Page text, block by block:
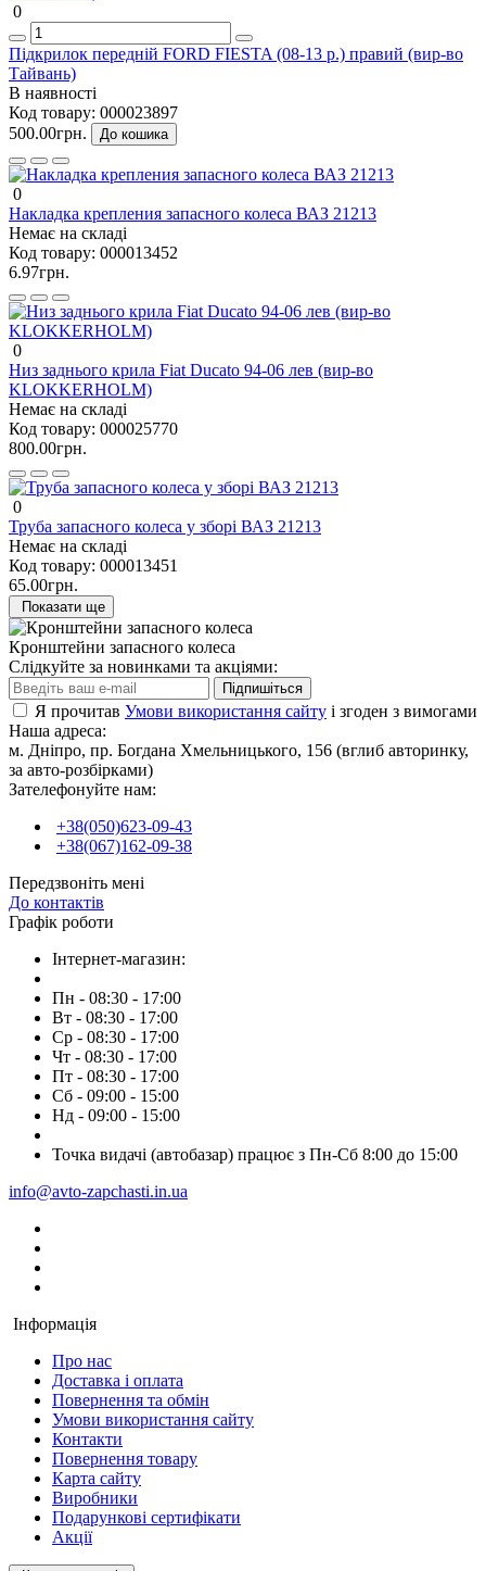
0
Підкрилок передній FORD FIESTA (08-13 р.) правий (вир-во
Тайвань)
В наявності
Код товару: 000023897
500.00грн.
До кошика
0
Накладка крепления запасного колеса ВАЗ 21213
Немає на складі
Код товару: 000013452
6.97грн.
0
Низ заднього крила Fiat Ducato 94-06 лев (вир-во
KLOKKERHOLM)
Немає на складі
Код товару: 000025770
800.00грн.
0
Труба запасного колеса у зборі ВАЗ 21213
Немає на складі
Код товару: 000013451
65.00грн.
Показати ще
Кронштейни запасного колеса
Слідкуйте за новинками та акціями:
Підпишіться
Я прочитав Умови використання сайту і згоден з вимогами
Наша адреса:
м. Дніпро, пр. Богдана Хмельницького, 156 (вглиб авторинку,
за авто-розбірками)
Зателефонуйте нам:
+38(050)623-09-43
+38(067)162-09-38
Передзвоніть мені
До контактів
Графік роботи
Інтернет-магазин:
Пн - 08:30 - 17:00
Вт - 08:30 - 17:00
Ср - 08:30 - 17:00
Чт - 08:30 - 17:00
Пт - 08:30 - 17:00
Сб - 09:00 - 15:00
Нд - 09:00 - 15:00
Точка видачі (автобазар) працює з Пн-Сб 8:00 до 15:00
info@avto-zapchasti.in.ua
Інформація
Про нас
Доставка і оплата
Повернення та обмін
Умови використання сайту
Контакти
Повернення товару
Карта сайту
Виробники
Подарункові сертифікати
Акції